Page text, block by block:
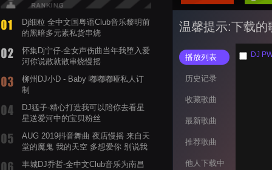
Dj细粒 全中文国粤语Club音乐黎明前
的黑暗多元素私货串烧
怀集Dj宁仔-全女声伤曲当年我堕入爱
河你说散就散串烧慢摇
柳州DJ小D - Baby 嘟嘟嘟哑私人订
制
DJ猛子-精心打造我可以陪你去看星
星送爱河中的宝贝粉丝
AUG 2019抖音舞曲 夜店慢摇 来自天
堂的魔鬼 我的天空 多想爱你 别说我
丰城DJ乔哲-全中文Club音乐为南昌
温馨提示:下载的
播放列表
历史记录
收藏歌曲
最新歌曲
推荐歌曲
他人下载中
DJ